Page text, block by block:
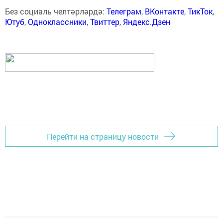
Без социаль челтәрләрдә: Телеграм, ВКонтакте,ТикТок,
Ютуб,Одноклассники,Твиттер, Яндекс.Дзен
Перейти на страницу новости